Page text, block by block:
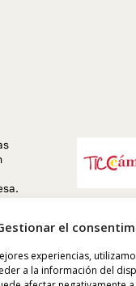
el
experiencias,
a la información del